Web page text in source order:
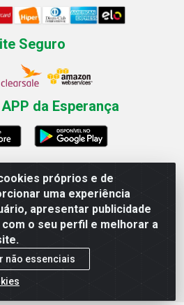
próprios e de
uma experiência
apresentar publicidade
o seu perfil e melhorar a
não essenciais
Seguro
da Esperança
Rua Professor Caldas Filho, 291 -
/ PE CEP: 50771-335 - CNPJ
0001-23